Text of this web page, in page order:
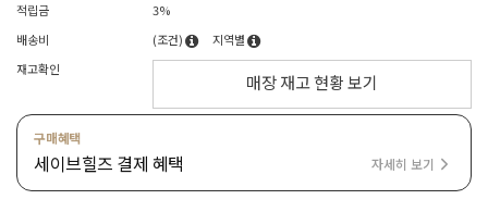
적립금
3%
배송비
(조건)
지역별
재고확인
매장 재고 현황 보기
구매혜택
세이브힐즈 결제 혜택 자세히 보기